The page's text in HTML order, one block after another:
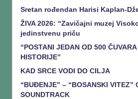
Sretan rođendan Harisi Kaplan-
ŽIVA 2026: “Zavičajni muzej
jedinstvenu priču
“POSTANI JEDAN OD 500
HISTORIJE”
KAD SRCE VODI DO CILJA
“BUĐENJE” – “BOSANSKI VITEZ”
SOUNDTRACK